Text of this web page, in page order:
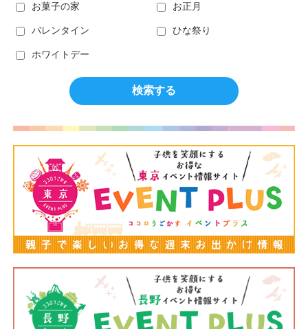
お菓子の家 お正月
バレンタイン ひな祭り
ホワイトデー